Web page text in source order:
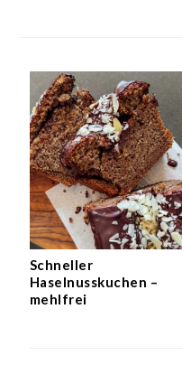
Schneller
Haselnusskuchen –
mehlfrei